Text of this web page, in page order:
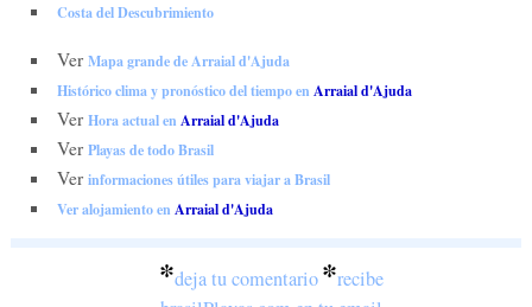
Costa del Descubrimiento
Ver Mapa grande de Arraial d'Ajuda
Histórico clima y pronóstico del tiempo en Arraial d'Ajuda
Ver Hora actual en Arraial d'Ajuda
Ver Playas de todo Brasil
Ver informaciones útiles para viajar a Brasil
Ver alojamiento en Arraial d'Ajuda
*deja tu comentario*recibe